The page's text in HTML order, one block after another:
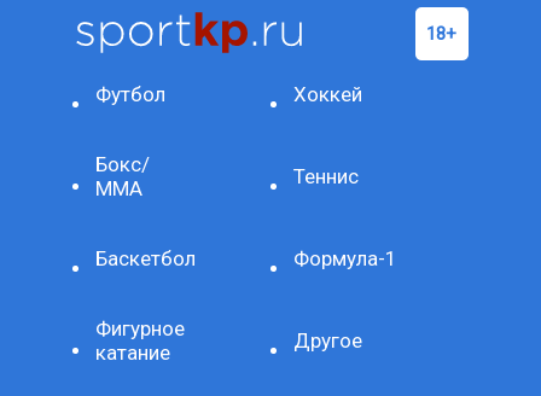
Футбол Хоккей
Бокс/
ММА
Теннис
Баскетбол Формула-1
Фигурное
катание
Другое